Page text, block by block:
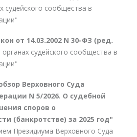
судейского сообщества в
от 14.03.2002 N 30-ФЗ (ред.
судейского сообщества в
Верховного Суда
N 5/2026. О судебной
споров о
(банкротстве) за 2025 год"
Президиума Верховного Суда